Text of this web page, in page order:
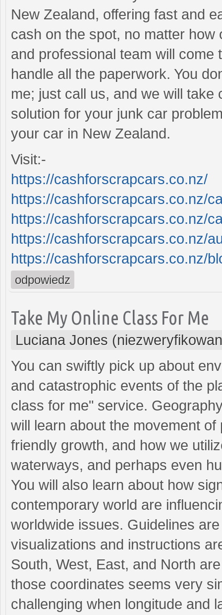
New Zealand, offering fast and
cash on the spot, no matter
and professional team will
handle all the paperwork. You
me; just call us, and we will
solution for your junk car
your car in New Zealand.
Visit:-
https://cashforscrapcars.co.nz/
https://cashforscrapcars.co.nz/
https://cashforscrapcars.co.nz/
https://cashforscrapcars.co.nz/
https://cashforscrapcars.co.nz/
odpowiedz
Take My Online Class For Me
Luciana Jones
You can swiftly pick up about
and catastrophic events of the
class for me" service.
will learn about the movement
friendly growth, and how we
waterways, and perhaps even
You will also learn about how
contemporary world are
worldwide issues. Guidelines
visualizations and instructions
South, West, East, and North
those coordinates seems very
challenging when longitude and